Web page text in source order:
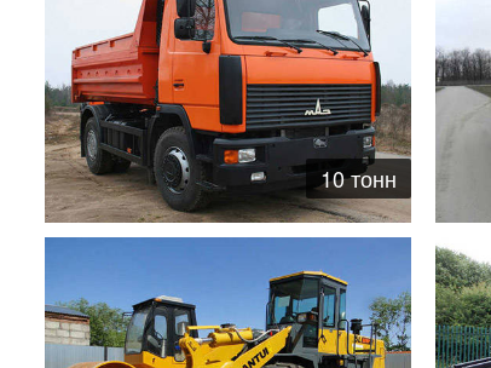
10 тонн